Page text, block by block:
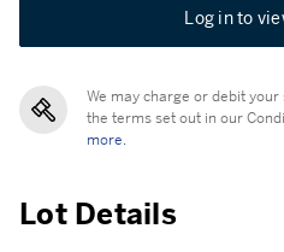
Log in to
We may charge or debit
the terms set out in our
more.
Lot Details